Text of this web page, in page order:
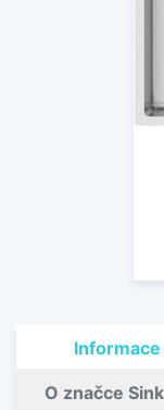
Informace
O značce